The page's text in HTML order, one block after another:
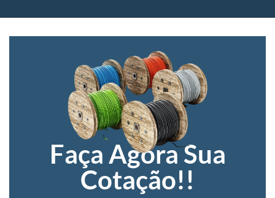
Faça Agora Sua
Cotação!!